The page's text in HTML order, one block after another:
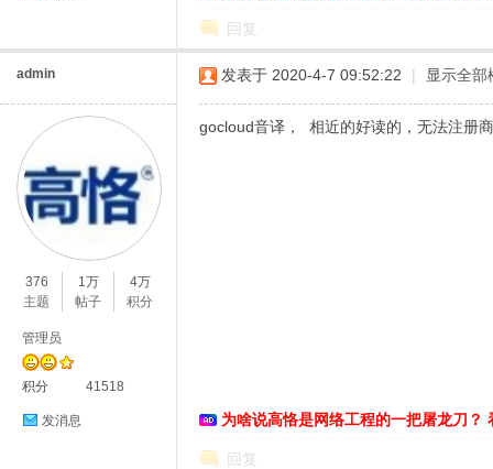
回复
admin
376
主题
1万
帖子
4万
积分
管理员
积分 41518
发消息
发表于 2020-4-7 09:52:22 | 显示全部
gocloud音译， 相近的好读的，无法注册
为啥说高恪是网络工程的一把屠龙刀？
回复